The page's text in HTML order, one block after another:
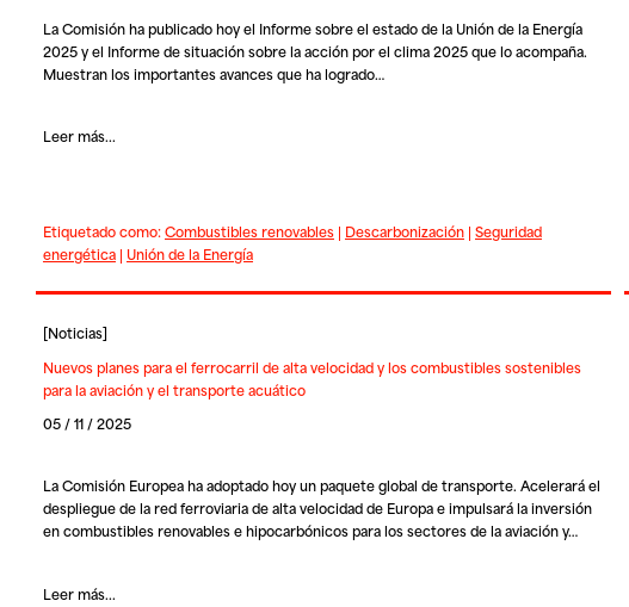
La Comisión ha publicado hoy el Informe sobre el estado de la Unión de la Energía
2025 y el Informe de situación sobre la acción por el clima 2025 que lo acompaña.
Muestran los importantes avances que ha logrado…
Leer más...
Etiquetado como:Combustibles renovables| Descarbonización| Seguridad
energética| Unión de la Energía
[Noticias]
Nuevos planes para el ferrocarril de alta velocidad y los combustibles sostenibles
para la aviación y el transporte acuático
05 / 11 / 2025
La Comisión Europea ha adoptado hoy un paquete global de transporte. Acelerará el
despliegue de la red ferroviaria de alta velocidad de Europa e impulsará la inversión
en combustibles renovables e hipocarbónicos para los sectores de la aviación y…
Leer más...